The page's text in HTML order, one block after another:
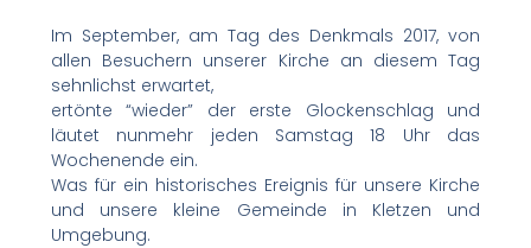
Im September, am Tag des Denkmals 2017, von
allen Besuchern unserer Kirche an diesem Tag
sehnlichst erwartet,
ertönte “wieder” der erste Glockenschlag und
läutet nunmehr jeden Samstag 18 Uhr das
Wochenende ein.
Was für ein historisches Ereignis für unsere Kirche
und unsere kleine Gemeinde in Kletzen und
Umgebung.